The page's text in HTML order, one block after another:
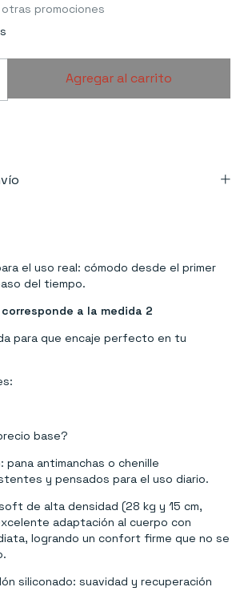
otras promociones
el uso real: cómodo desde el primer
del tiempo.
a la medida 2
para que encaje perfecto en tu
base?
pana antimanchas o chenille
y pensados para el uso diario.
de alta densidad (28 kg y 15 cm,
adaptación al cuerpo con
logrando un confort firme que no se
siliconado: suavidad y recuperación